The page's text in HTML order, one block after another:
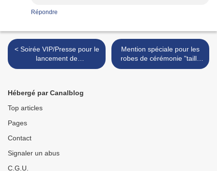
Répondre
< Soirée VIP/Presse pour le
lancement de
TRENDYBEES, j'y étais hier
Mention spéciale pour les
robes de cérémonie "taille
Empire" du Cortège de
Hébergé par Canalblog
Top articles
Pages
Contact
Signaler un abus
C.G.U.